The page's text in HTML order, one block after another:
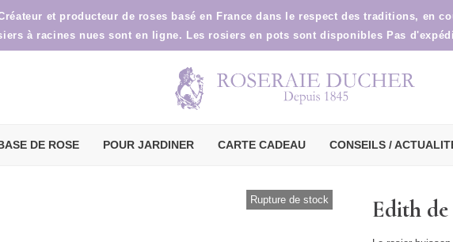
et producteur de roses basé en France dans le respect des traditions, en
à racines nues sont en ligne. Les rosiers en pots sont disponibles Pas
DE ROSE POUR JARDINER CARTE CADEAU CONSEILS /
Rupture de stock Edith